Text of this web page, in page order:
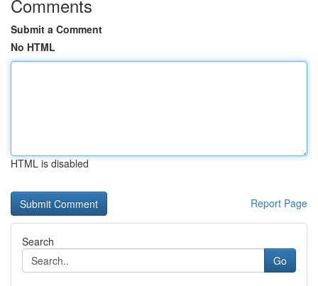
Comments
Submit a Comment
No HTML
HTML is disabled
Report Page
Search
Go